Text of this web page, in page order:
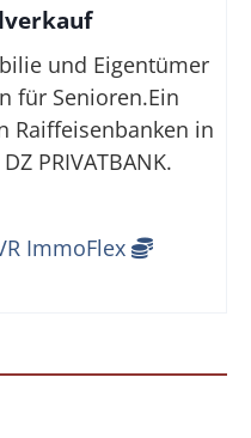
und Eigentümer
für Senioren.Ein
Raiffeisenbanken in
PRIVATBANK.
ImmoFlex